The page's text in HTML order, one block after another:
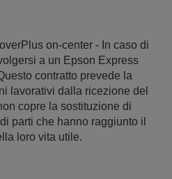
on-center - In caso di
a un Epson Express
contratto prevede la
lavorativi dalla ricezione del
copre la sostituzione di
parti che hanno raggiunto il
loro vita utile.